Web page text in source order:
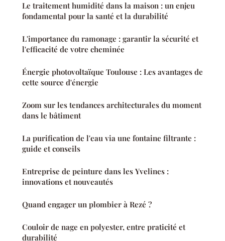
Le traitement humidité dans la maison : un enjeu
fondamental pour la santé et la durabilité
L'importance du ramonage : garantir la sécurité et
l'efficacité de votre cheminée
Énergie photovoltaïque Toulouse : Les avantages de
cette source d'énergie
Zoom sur les tendances architecturales du moment
dans le bâtiment
La purification de l'eau via une fontaine filtrante :
guide et conseils
Entreprise de peinture dans les Yvelines :
innovations et nouveautés
Quand engager un plombier à Rezé ?
Couloir de nage en polyester, entre praticité et
durabilité